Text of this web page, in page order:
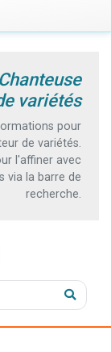
variétés
pour
de variétés.
l'affiner avec
via la barre de
recherche.